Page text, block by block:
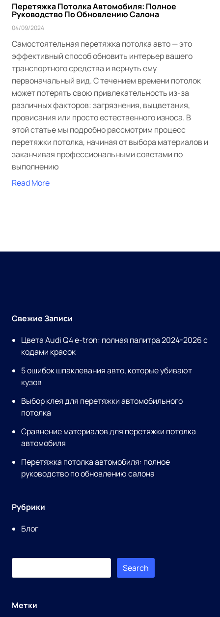
Перетяжка Потолка Автомобиля: Полное
Руководство По Обновлению Салона
04/09/2024
Самостоятельная перетяжка потолка авто — это
эффективный способ обновить интерьер вашего
транспортного средства и вернуть ему
первоначальный вид. С течением времени потолок
может потерять свою привлекательность из-за
различных факторов: загрязнения, выцветания,
провисания или просто естественного износа. В
этой статье мы подробно рассмотрим процесс
перетяжки потолка, начиная от выбора материалов и
заканчивая профессиональными советами по
выполнению
Read More
Свежие Записи
Цвета Audi Q4 e-tron: полная палитра 2024-2026 с
кодами красок
5 ошибок шпаклевания авто, которые убивают
кузов
Выбор клея для перетяжки автомобильного
потолка
Сравнение материалов для перетяжки потолка
автомобиля
Перетяжка потолка автомобиля: полное
руководство по обновлению салона
Рубрики
Блог
for:
Search
Метки